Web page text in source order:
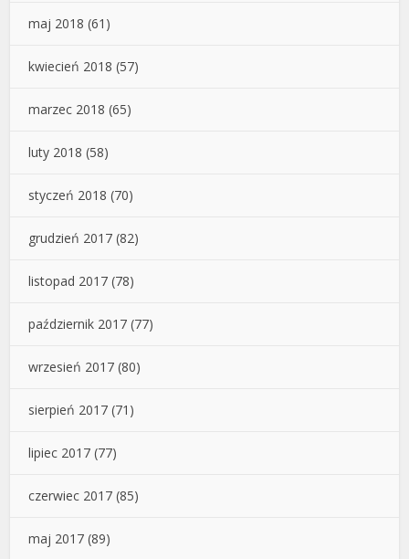
maj 2018 (61)
kwiecień 2018 (57)
marzec 2018 (65)
luty 2018 (58)
styczeń 2018 (70)
grudzień 2017 (82)
listopad 2017 (78)
październik 2017 (77)
wrzesień 2017 (80)
sierpień 2017 (71)
lipiec 2017 (77)
czerwiec 2017 (85)
maj 2017 (89)